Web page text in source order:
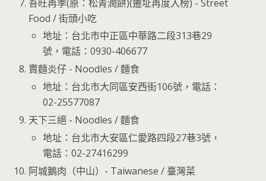
吾旺再季(原：松青潤餅)(遷址再度入榜) - Street
Food / 街頭小吃
地址：台北市中正區中華路二段313巷29
號，電話：0930-406677
賣麵炎仔 - Noodles / 麵食
地址：台北市大同區安西街106號，電話：
02-25577087
天下三絕 - Noodles / 麵食
地址：台北市大安區仁愛路四段27巷3號，
電話：02-27416299
阿城鵝肉（中山）- Taiwanese / 臺灣菜